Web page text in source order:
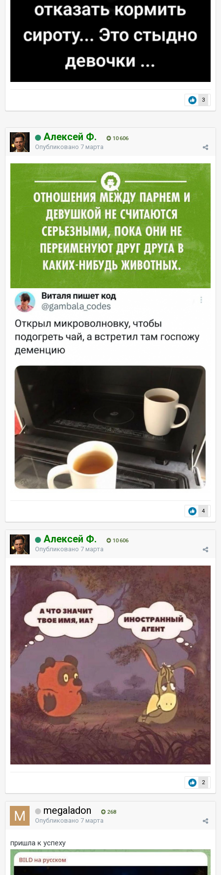
3
Алексей Ф. 10 606
Опубликовано 7 марта
4
Алексей Ф. 10 606
Опубликовано 7 марта
2
megaladon 268
Опубликовано 7 марта
пришла к успеху